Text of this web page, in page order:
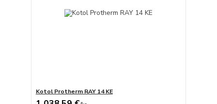
Kotol Protherm RAY 14 KE